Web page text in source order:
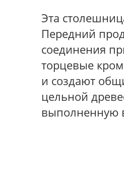
Эта
Передний
соединения
торцевые
и создают
цельной
выполненную